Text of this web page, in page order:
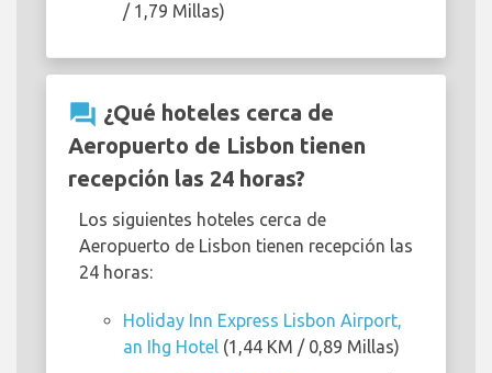
/ 1,79 Millas)
question_answer ¿Qué hoteles cerca de
Aeropuerto de Lisbon tienen
recepción las 24 horas?
Los siguientes hoteles cerca de
Aeropuerto de Lisbon tienen recepción las
24 horas:
Holiday Inn Express Lisbon Airport,
an Ihg Hotel (1,44 KM / 0,89 Millas)